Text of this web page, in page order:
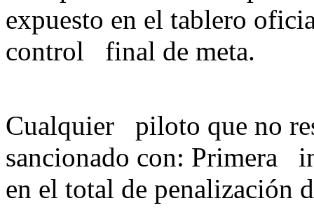
expuesto en el tablero
control
Cualquier piloto que no
sancionado con: Primera
en el total de penalización